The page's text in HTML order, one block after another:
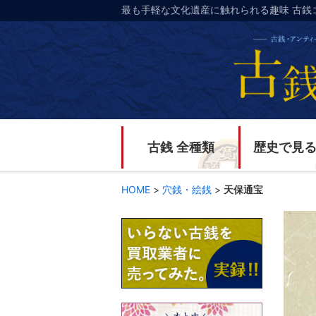
最も手軽な文化遺産に触れられる趣味 古銭
古銭 全種類 歴史で見
HOME > 穴銭・絵銭 > 天保通宝